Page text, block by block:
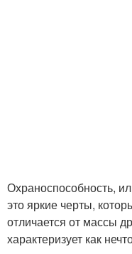
Охраноспособность,
это яркие черты,
отличается от массы
характеризует как